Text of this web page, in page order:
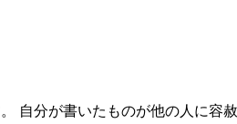
自分が書いたものが他の人に容